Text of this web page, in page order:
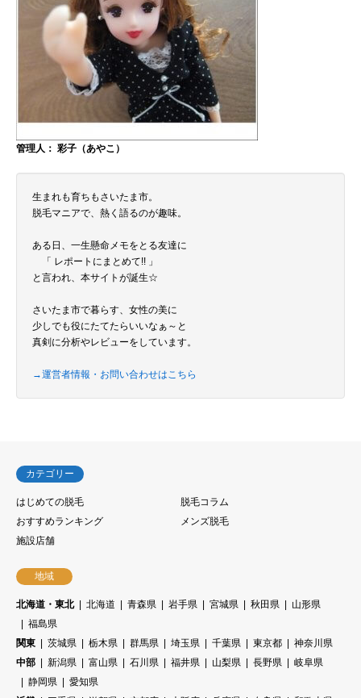
管理人： 彩子（あやこ）
生まれも育ちもさいたま市。
脱毛マニアで、熱く語るのが趣味。
ある日、一生懸命メモをとる友達に
「 レポートにまとめて!! 」
と言われ、本サイトが誕生☆
さいたま市で暮らす、女性の美に
少しでも役にたてたらいいなぁ～と
真剣に分析やレビューをしています。
→運営者情報・お問い合わせはこちら
カテゴリー
はじめての脱毛
脱毛コラム
おすすめランキング
メンズ脱毛
施設店舗
地域
北海道・東北 北海道 青森県 岩手県 宮城県 秋田県
山形県
福島県
関東
茨城県 栃木県 群馬県 埼玉県 千葉県 東京都
神奈川県
中部
新潟県 富山県 石川県 福井県 山梨県 長野県
岐阜県
静岡県
愛知県